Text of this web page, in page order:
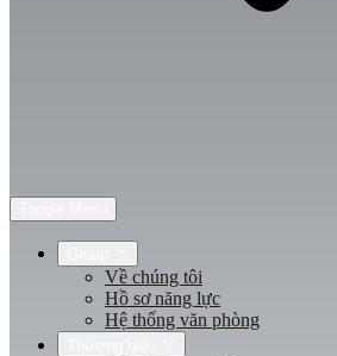
Về chúng tôi
Hồ sơ năng lực
Hệ thống văn phòng